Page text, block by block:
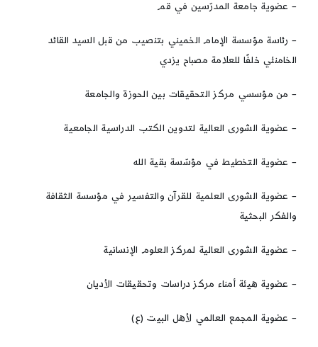
– عضوية جامعة المدرّسين في قم
– رئاسة مؤسسة الإمام الخميني بتنصيب من قبل السيد القائد
الخامنئي خلفًا للعلامة مصباح يزدي
– من مؤسسي مركز التحقيقات بين الحوزة والجامعة
– عضوية الشورى العالية لتدوين الكتب الدراسية الجامعية
– عضوية التخطيط في مؤسّسة بقية الله
– عضوية الشورى العلمية للقرآن والتفسير في مؤسسة الثقافة
والفكر البحثية
– عضوية الشورى العالية لمركز العلوم الإنسانية
– عضوية هيئة أمناء مرکز دراسات وتحقيقات الأديان
– عضوية المجمع العالمي لأهل البيت (ع)